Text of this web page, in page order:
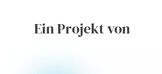
Ein Projekt von